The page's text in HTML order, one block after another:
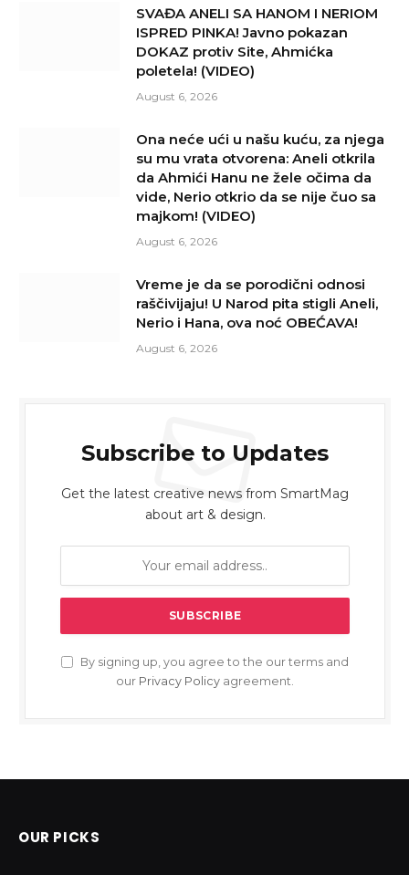
SVAĐA ANELI SA HANOM I NERIOM
ISPRED PINKA! Javno pokazan
DOKAZ protiv Site, Ahmićka
poletela! (VIDEO)
August 6, 2026
Ona neće ući u našu kuću, za njega
su mu vrata otvorena: Aneli otkrila
da Ahmići Hanu ne žele očima da
vide, Nerio otkrio da se nije čuo sa
majkom! (VIDEO)
August 6, 2026
Vreme je da se porodični odnosi
raščivijaju! U Narod pita stigli Aneli,
Nerio i Hana, ova noć OBEĆAVA!
August 6, 2026
Subscribe to Updates
Get the latest creative news from SmartMag
about art & design.
By signing up, you agree to the our terms and
our Privacy Policy agreement.
OUR PICKS